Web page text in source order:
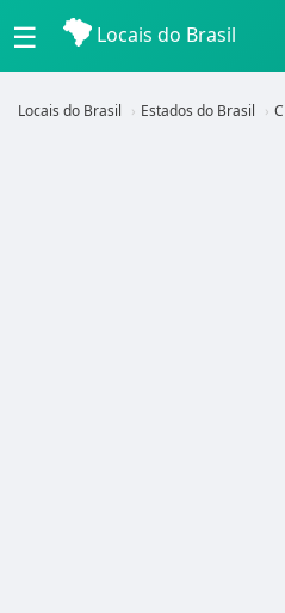
☰ Locais do Brasil
Locais do Brasil Estados do Brasil